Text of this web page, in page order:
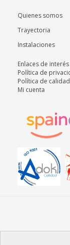
Quienes somos
Trayectoria
Instalaciones
Enlaces de interés
Política de
Política de calidad
Mi cuenta